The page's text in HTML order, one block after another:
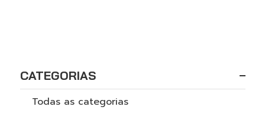
CATEGORIAS
Todas as categorias